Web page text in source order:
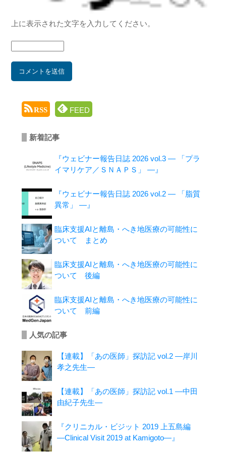
上に表示された文字を入力してください。
RSS FEED
新着記事
『ウェビナー報告日誌 2026 vol.3 ― 「プラ
イマリケア／ＳＮＡＰＳ」 ―』
『ウェビナー報告日誌 2026 vol.2 ― 「脂質
異常」 ―』
臨床支援AIと離島・へき地医療の可能性に
ついて まとめ
臨床支援AIと離島・へき地医療の可能性に
ついて 後編
臨床支援AIと離島・へき地医療の可能性に
ついて 前編
人気の記事
【連載】「あの医師」探訪記 vol.2 ―岸川
孝之先生―
【連載】「あの医師」探訪記 vol.1 ―中田
由紀子先生―
『クリニカル・ビジット 2019 上五島編
―Clinical Visit 2019 at Kamigoto―』